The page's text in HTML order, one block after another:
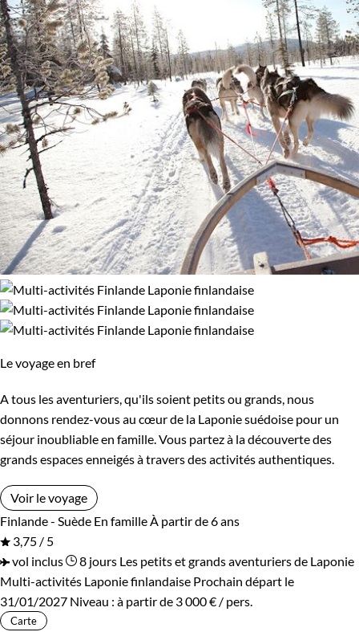
Le voyage en bref
A tous les aventuriers, qu'ils soient petits ou grands, nous
donnons rendez-vous au cœur de la Laponie suédoise pour un
séjour inoubliable en famille. Vous partez à la découverte des
grands espaces enneigés à travers des activités authentiques.
Voir le voyage
Finlande - Suède En familleÀ partir de 6 ans
3,75 / 5
vol inclus
8 jours Les petits et grands aventuriers de Laponie
Multi-activités Laponie finlandaise Prochain départ le
31/01/2027 Niveau : à partir de 3 000 € / pers.
Carte